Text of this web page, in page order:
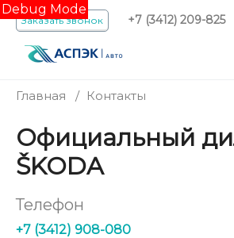
Debug Mode
Заказать звонок +7 (3412) 209-825
Главная / Контакты
Официальный
ŠKODA
Телефон
+7 (3412) 908-080